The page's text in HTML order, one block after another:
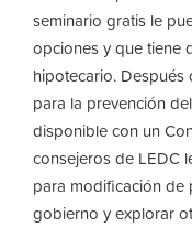
seminario gratis le
opciones y que tiene
hipotecario. Después
para la prevención
disponible con un
consejeros de LEDC
para modificación de
gobierno y explorar